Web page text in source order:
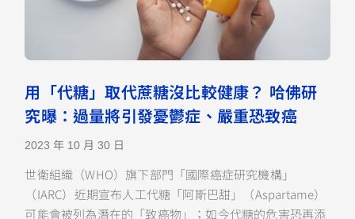
用「代糖」取代蔗糖沒比較健康？ 哈佛研
究曝：過量將引發憂鬱症、嚴重恐致癌
2023 年 10 月 30 日
世衛組織（WHO）旗下部門「國際癌症研究機構」
（IARC）近期宣布人工代糖「阿斯巴甜」（Aspartame）
可能會被列為潛在的「致癌物」；如今代糖的危害恐再添